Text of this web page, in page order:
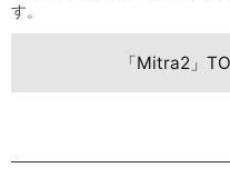
す。
「Mitra2」